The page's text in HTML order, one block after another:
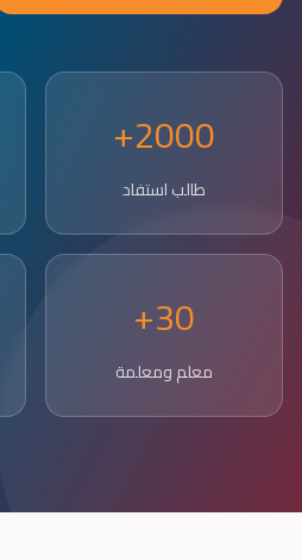
2000+
طالب استفاد
30+
معلم ومعلمة